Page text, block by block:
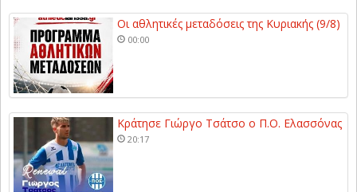
Οι αθλητικές μεταδόσεις της Κυριακής (9/8)
00:00
Κράτησε Γιώργο Τσάτσο ο Π.Ο. Ελασσόνας
20:17